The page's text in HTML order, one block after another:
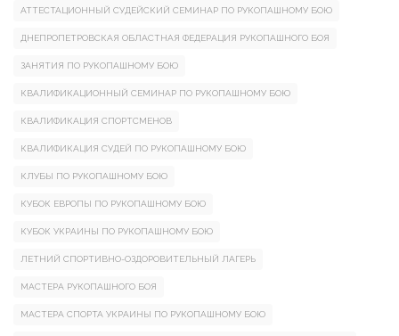
АТТЕСТАЦИОННЫЙ СУДЕЙСКИЙ СЕМИНАР ПО РУКОПАШНОМУ БОЮ
ДНЕПРОПЕТРОВСКАЯ ОБЛАСТНАЯ ФЕДЕРАЦИЯ РУКОПАШНОГО БОЯ
ЗАНЯТИЯ ПО РУКОПАШНОМУ БОЮ
КВАЛИФИКАЦИОННЫЙ СЕМИНАР ПО РУКОПАШНОМУ БОЮ
КВАЛИФИКАЦИЯ СПОРТСМЕНОВ
КВАЛИФИКАЦИЯ СУДЕЙ ПО РУКОПАШНОМУ БОЮ
КЛУБЫ ПО РУКОПАШНОМУ БОЮ
КУБОК ЕВРОПЫ ПО РУКОПАШНОМУ БОЮ
КУБОК УКРАИНЫ ПО РУКОПАШНОМУ БОЮ
ЛЕТНИЙ СПОРТИВНО-ОЗДОРОВИТЕЛЬНЫЙ ЛАГЕРЬ
МАСТЕРА РУКОПАШНОГО БОЯ
МАСТЕРА СПОРТА УКРАИНЫ ПО РУКОПАШНОМУ БОЮ